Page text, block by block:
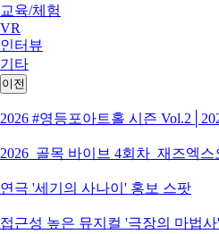
교육/체험
VR
인터뷰
기타
이전
2026 #영등포아트홀 시즌
2026_골목 바이브 4회차_재즈엑
연극 '세기의 사나이' 홍보 스팟
접근성 높은 뮤지컬 '극장의 마법사'